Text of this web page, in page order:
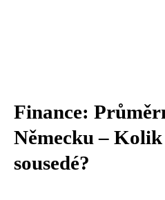
Finance:
Německu –
sousedé?